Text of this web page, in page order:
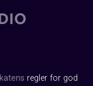
regler for god